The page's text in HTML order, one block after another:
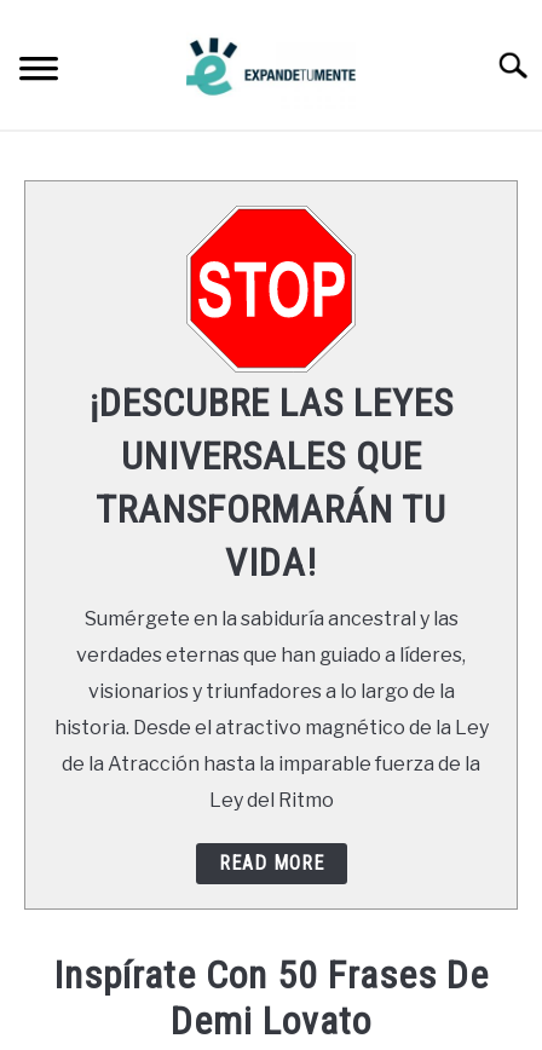
content
LEYES UNIVERSALES
RECURSOS
NEWSLETTER
¡DESCUBRE LAS LEYES
UNIVERSALES QUE
TRANSFORMARÁN TU
VIDA!
Sumérgete en la sabiduría ancestral y las
verdades eternas que han guiado a líderes,
visionarios y triunfadores a lo largo de la
historia. Desde el atractivo magnético de la Ley
de la Atracción hasta la imparable fuerza de la
Ley del Ritmo
READ MORE
Inspírate Con 50 Frases De
Demi Lovato